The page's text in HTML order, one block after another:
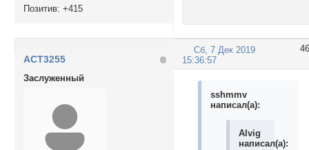
Позитив: +415
46
Сб, 7 Дек 2019
15:36:57
ACT3255
Заслуженный
sshmmv
написал(а):
Alvig
написал(а):